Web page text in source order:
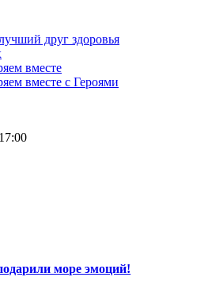
друг здоровья
вместе
вместе c Героями
море эмоций!